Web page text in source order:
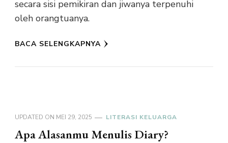
secara sisi pemikiran dan jiwanya terpenuhi
oleh orangtuanya.
BACA SELENGKAPNYA
UPDATED ON MEI 29, 2025 LITERASI KELUARGA
Apa Alasanmu Menulis Diary?